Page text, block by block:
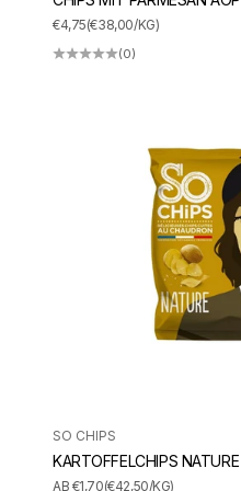
ANGEBOT
€4,75(€38,00/KG)
(0)
SO CHIPS
KARTOFFELCHIPS NATURE
ANGEBOT
AB €1,70(€42,50/KG)